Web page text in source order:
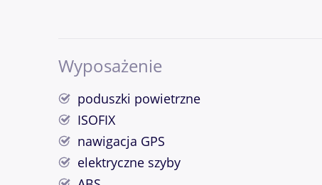
Wyposażenie
poduszki powietrzne
ISOFIX
nawigacja GPS
elektryczne szyby